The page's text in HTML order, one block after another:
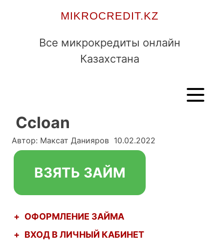
MIKROCREDIT.KZ
Все микрокредиты онлайн
Казахстана
Ccloan
Автор: Максат Данияров 10.02.2022
ВЗЯТЬ ЗАЙМ
+ ОФОРМЛЕНИЕ ЗАЙМА
+ ВХОД В ЛИЧНЫЙ КАБИНЕТ